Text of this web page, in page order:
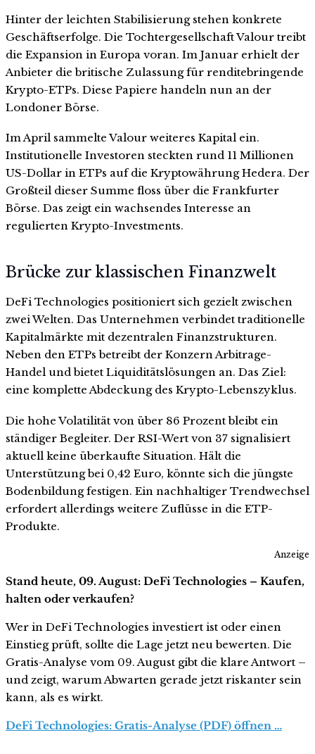
Hinter der leichten Stabilisierung stehen konkrete
Geschäftserfolge. Die Tochtergesellschaft Valour treibt
die Expansion in Europa voran. Im Januar erhielt der
Anbieter die britische Zulassung für renditebringende
Krypto-ETPs. Diese Papiere handeln nun an der
Londoner Börse.
Im April sammelte Valour weiteres Kapital ein.
Institutionelle Investoren steckten rund 11 Millionen
US-Dollar in ETPs auf die Kryptowährung Hedera. Der
Großteil dieser Summe floss über die Frankfurter
Börse. Das zeigt ein wachsendes Interesse an
regulierten Krypto-Investments.
Brücke zur klassischen Finanzwelt
DeFi Technologies positioniert sich gezielt zwischen
zwei Welten. Das Unternehmen verbindet traditionelle
Kapitalmärkte mit dezentralen Finanzstrukturen.
Neben den ETPs betreibt der Konzern Arbitrage-
Handel und bietet Liquiditätslösungen an. Das Ziel:
eine komplette Abdeckung des Krypto-Lebenszyklus.
Die hohe Volatilität von über 86 Prozent bleibt ein
ständiger Begleiter. Der RSI-Wert von 37 signalisiert
aktuell keine überkaufte Situation. Hält die
Unterstützung bei 0,42 Euro, könnte sich die jüngste
Bodenbildung festigen. Ein nachhaltiger Trendwechsel
erfordert allerdings weitere Zuflüsse in die ETP-
Produkte.
Anzeige
Stand heute, 09. August: DeFi Technologies – Kaufen,
halten oder verkaufen?
Wer in DeFi Technologies investiert ist oder einen
Einstieg prüft, sollte die Lage jetzt neu bewerten. Die
Gratis-Analyse vom 09. August gibt die klare Antwort –
und zeigt, warum Abwarten gerade jetzt riskanter sein
kann, als es wirkt.
DeFi Technologies: Gratis-Analyse (PDF) öffnen …